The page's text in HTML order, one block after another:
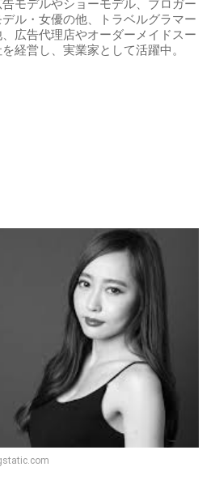
モデルやショーモデル、ブロガー
ル・女優の他、トラベルグラマー
広告代理店やオーダーメイドスー
経営し、実業家として活躍中。